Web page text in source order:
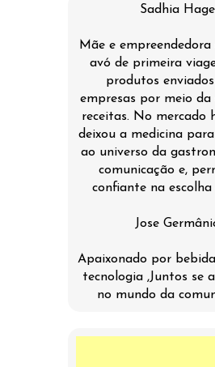
Sadhia Hage
Mãe e
avó de primeira
produtos
empresas por meio da
receitas. No mercado
deixou a medicina
ao universo da
comunicação e,
confiante na escolha
Jose
Apaixonado por
tecnologia ,Juntos se
no mundo da